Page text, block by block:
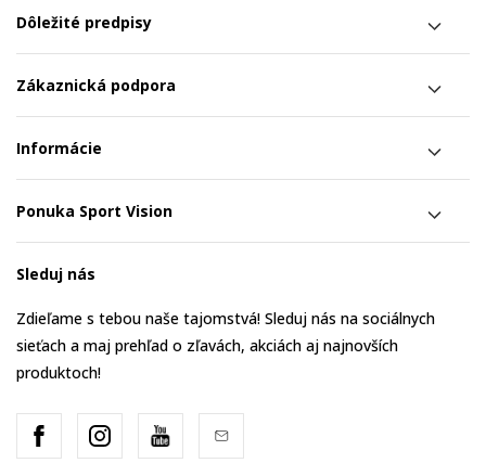
Dôležité predpisy
Zákaznická podpora
Informácie
Ponuka Sport Vision
Sleduj nás
Zdieľame s tebou naše tajomstvá! Sleduj nás na sociálnych
sieťach a maj prehľad o zľavách, akciách aj najnovších
produktoch!